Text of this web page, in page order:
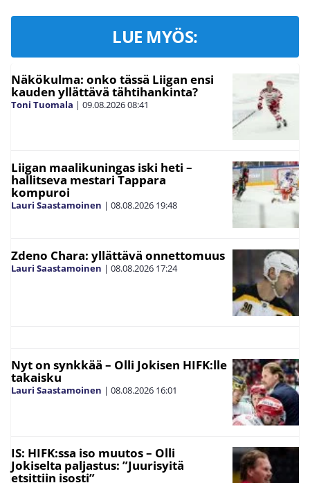
LUE MYÖS:
Näkökulma: onko tässä Liigan ensi
kauden yllättävä tähtihankinta?
Toni Tuomala | 09.08.202608:41
Liigan maalikuningas iski heti –
hallitseva mestari Tappara
kompuroi
Lauri Saastamoinen | 08.08.2026 19:48
Zdeno Chara: yllättävä onnettomuus
Lauri Saastamoinen | 08.08.2026 17:24
Nyt on synkkää – Olli Jokisen HIFK:lle
takaisku
Lauri Saastamoinen | 08.08.2026 16:01
IS: HIFK:ssa iso muutos – Olli
Jokiselta paljastus: ”Juurisyitä
etsittiin isosti”